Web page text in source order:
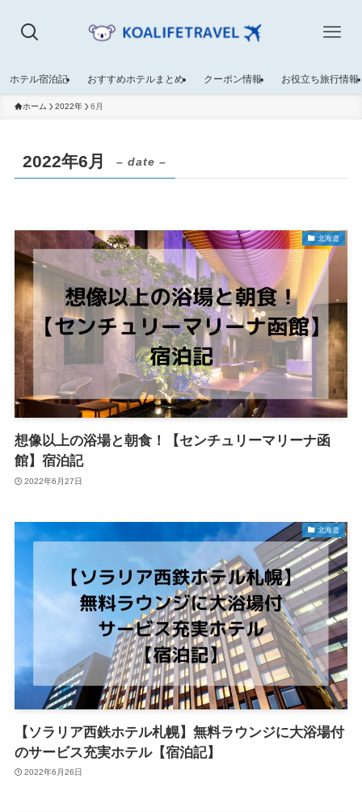
ホテル宿泊記 おすすめホテルまとめ クーポン情報 お役立ち旅行情報
ホーム 2022年 6月
2022年6月 – date –
北海道
想像以上の浴場と朝食！【センチュリーマリーナ函
館】宿泊記
2022年6月27日
北海道
【ソラリア西鉄ホテル札幌】無料ラウンジに大浴場付
のサービス充実ホテル【宿泊記】
2022年6月26日